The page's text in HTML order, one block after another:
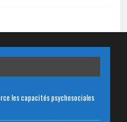
les capacités psychosociales